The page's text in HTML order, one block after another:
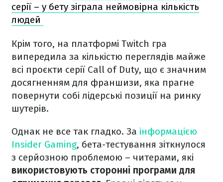
серії – у бету зіграла неймовірна кількість
людей
Крім того, на платформі Twitch гра
випередила за кількістю переглядів майже
всі проєкти серії Call of Duty, що є значним
досягненням для франшизи, яка прагне
повернути собі лідерські позиції на ринку
шутерів.
Однак не все так гладко. За інформацією
Insider Gaming, бета-тестування зіткнулося
з серйозною проблемою – читерами, які
використовують сторонні програми для